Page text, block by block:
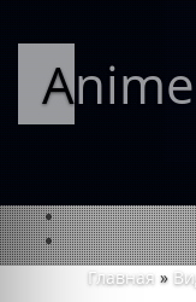
Главная »